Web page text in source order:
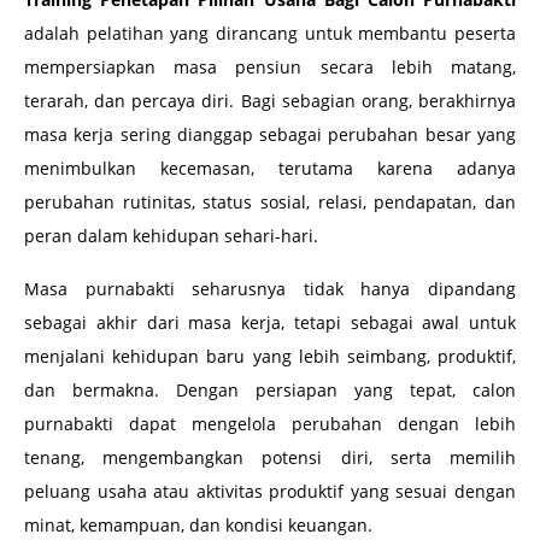
adalah pelatihan yang dirancang untuk membantu peserta
mempersiapkan masa pensiun secara lebih matang,
terarah, dan percaya diri. Bagi sebagian orang, berakhirnya
masa kerja sering dianggap sebagai perubahan besar yang
menimbulkan kecemasan, terutama karena adanya
perubahan rutinitas, status sosial, relasi, pendapatan, dan
peran dalam kehidupan sehari-hari.
Masa purnabakti seharusnya tidak hanya dipandang
sebagai akhir dari masa kerja, tetapi sebagai awal untuk
menjalani kehidupan baru yang lebih seimbang, produktif,
dan bermakna. Dengan persiapan yang tepat, calon
purnabakti dapat mengelola perubahan dengan lebih
tenang, mengembangkan potensi diri, serta memilih
peluang usaha atau aktivitas produktif yang sesuai dengan
minat, kemampuan, dan kondisi keuangan.